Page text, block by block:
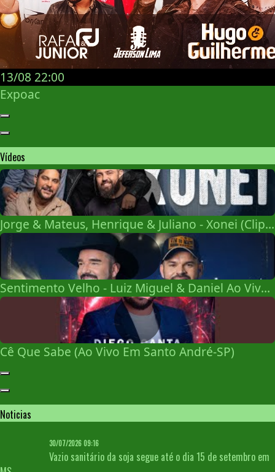
13/08 22:00
Expoac
Vídeos
Jorge & Mateus, Henrique & Juliano - Xonei (Clipe Oficial)
Sentimento Velho - Luiz Miguel & Daniel Ao Vivo em Campinas Vol. 1
Cê Que Sabe (Ao Vivo Em Santo André-SP)
Noticias
30/07/2026 09:16
Vazio sanitário da soja segue até o dia 15 de setembro em